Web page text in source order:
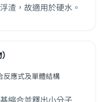
渣，故適用於硬水。
反應式及單體結構
縮合並釋出小分子